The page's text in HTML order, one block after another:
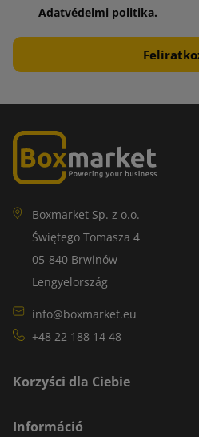
Adatvédelmi politika.
Boxmarket Sp. z o.o.
Świętego Tomasza 4
05-840 Brwinów
Lengyelország
info@boxmarket.eu
+48 22 188 14 48
Korzyści dla Ciebie
Információ